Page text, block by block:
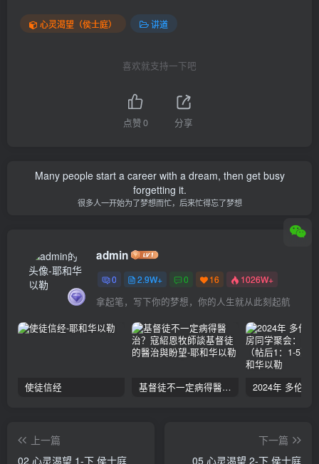
心灵渴望（侯士庭） 讲道
喜欢就支持一下吧
点赞0 分享
Many people start a career with a dream, then get busy
forgetting it.
很多人一开始为了梦想而忙，后来忙得忘了梦想
admin
0 2.9W+ 0 16 1026W+
拿起笔，写下你的梦想，你的人生就从此刻起航
使徒信经 基督徒不一定病得醫治？寇紹恩牧師談基督徒的醫治與盼望
上一篇
02 心灵渴望 1-下 侯士庭
下一篇
05 心灵渴望 2-下 侯士庭